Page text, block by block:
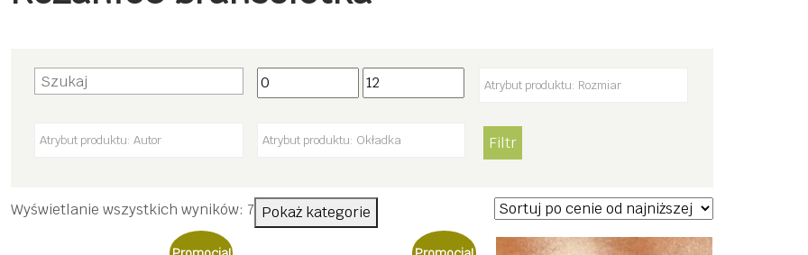
Filtr
Wyświetlanie wszystkich wyników: 7Posortowane
według
Pokaż kategorie